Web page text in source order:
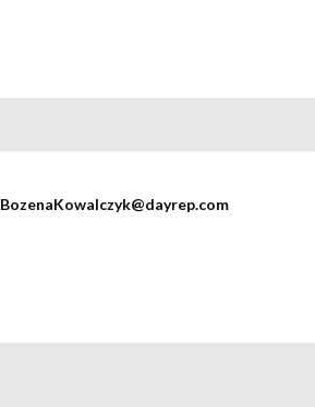
BozenaKowalczyk@dayrep.com